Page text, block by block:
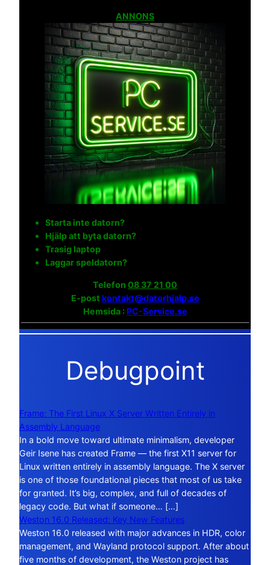
ANNONS
Starta inte datorn?
Hjälp att byta datorn?
Trasig laptop
Laggar speldatorn?
Telefon 08 37 21 00
E-post kontakt@datorhjalp.se
Hemsida :PC-Service.se
Debugpoint
Frame: The First Linux X Server Written Entirely in
Assembly Language
In a bold move toward ultimate minimalism, developer
Geir Isene has created Frame — the first X11 server for
Linux written entirely in assembly language. The X server
is one of those foundational pieces that most of us take
for granted. It’s big, complex, and full of decades of
legacy code. But what if someone… […]
Weston 16.0 Released: Key New Features
Weston 16.0 released with major advances in HDR, color
management, and Wayland protocol support. After about
five months of development, the Weston project has